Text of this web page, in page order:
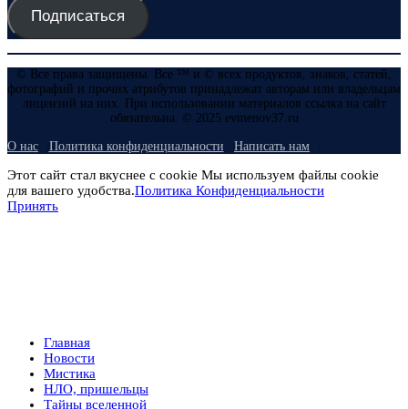
Подписаться
© Все права защищены. Все ™ и © всех продуктов, знаков, статей,
фотографий и прочих атрибутов принадлежат авторам или владельцам
лицензий на них. При использовании материалов ссылка на сайт
обязательна. © 2025 evmenov37.ru
О нас Политика конфиденциальности Написать нам
Этот сайт стал вкуснее с cookie Мы используем файлы cookie
для вашего удобства.Политика Конфиденциальности
Принять
Главная
Новости
Мистика
НЛО, пришельцы
Тайны вселенной